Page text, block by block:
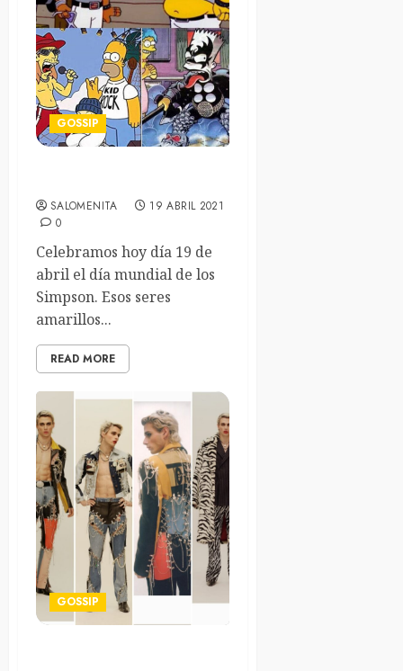
GOSSIP
SALOMENITA
19 ABRIL 2021
0
Celebramos hoy día 19 de
abril el día mundial de los
Simpson. Esos seres
amarillos...
READ MORE
GOSSIP